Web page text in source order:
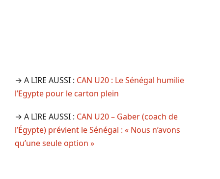
→ A LIRE AUSSI : CAN U20 : Le Sénégal humilie
l’Egypte pour le carton plein
→ A LIRE AUSSI : CAN U20 – Gaber (coach de
l’Égypte) prévient le Sénégal : « Nous n’avons
qu’une seule option »